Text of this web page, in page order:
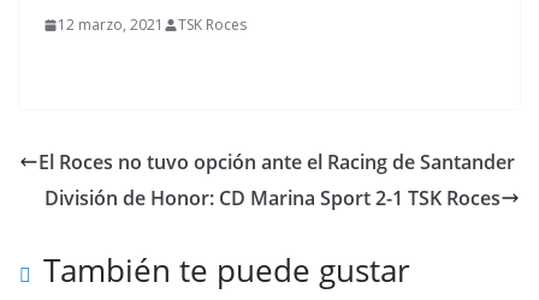
12 marzo, 2021 TSK Roces
El Roces no tuvo opción ante el Racing de Santander
División de Honor: CD Marina Sport 2-1 TSK Roces
También te puede gustar